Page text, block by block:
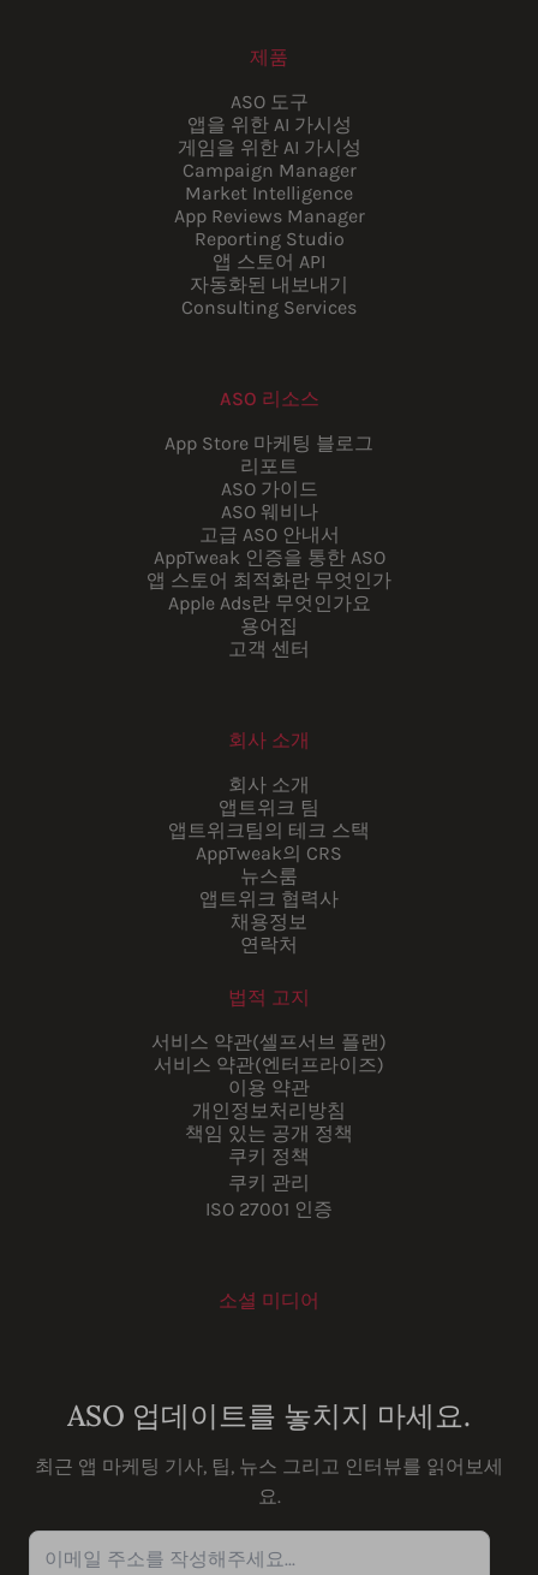
제품
ASO 도구
앱을 위한 AI 가시성
게임을 위한 AI 가시성
Campaign Manager
Market Intelligence
App Reviews Manager
Reporting Studio
앱 스토어 API
자동화된 내보내기
Consulting Services
ASO 리소스
App Store 마케팅 블로그
리포트
ASO 가이드
ASO 웨비나
고급 ASO 안내서
AppTweak 인증을 통한 ASO
앱 스토어 최적화란 무엇인가
Apple Ads란 무엇인가요
용어집
고객 센터
회사 소개
회사 소개
앱트위크 팀
앱트위크팀의 테크 스택
AppTweak의 CRS
뉴스룸
앱트위크 협력사
채용정보
연락처
법적 고지
서비스 약관(셀프서브 플랜)
서비스 약관(엔터프라이즈)
이용 약관
개인정보처리방침
책임 있는 공개 정책
쿠키 정책
쿠키 관리
ISO 27001 인증
소셜 미디어
ASO 업데이트를 놓치지 마세요.
최근 앱 마케팅 기사, 팁, 뉴스 그리고 인터뷰를 읽어보세
요.
이메일 주소를 작성해주세요...